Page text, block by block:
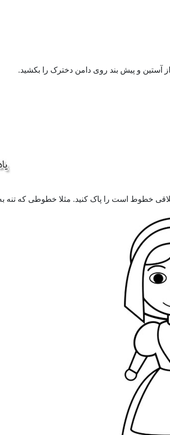
آستین و پیش بند روی دامن دخترک را بکشید.
خطوط است را پاک کنید. مثلا خطوطی که تنه